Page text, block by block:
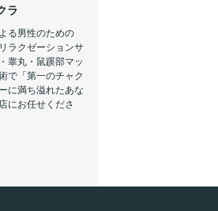
ラ
る男性のための
ラクゼーションサ
睾丸・鼠蹊部マッ
で「第一のチャク
に満ち溢れたあな
にお任せくださ